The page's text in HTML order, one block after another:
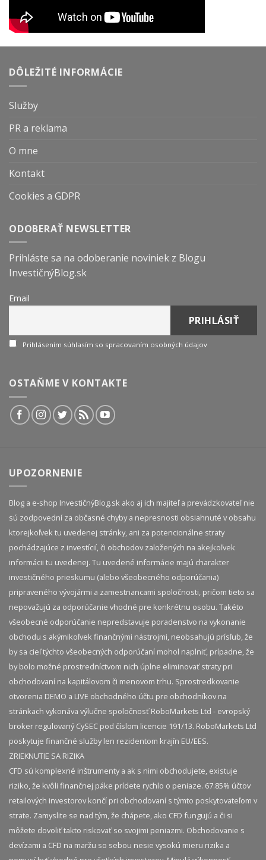
DÔLEŽITÉ INFORMÁCIE
Služby
PR a reklama
O mne
Kontakt
Cookies a GDPR
ODOBERAŤ NEWSLETTER
Prihláste sa na odoberanie noviniek z Blogu
InvestičnýBlog.sk
Email
Prihlásením súhlasím so spracovaním osobných údajov
OSTAŇME V KONTAKTE
UPOZORNENIE
Blog a e-shop InvestičnýBlog.sk ako aj ich majiteľ a prevádzkovateľ nie
sú zodpovední za občasné chyby a nepresnosti obsiahnuté v obsahu
ktorejkoľvek tu uvedenej stránky, ani za potencionálne straty
pochádzajúce z investícií, či obchodov založených na akejkoľvek
informácii tu uvedenej. Tu uvedené informácie majú charakter
investičného prieskumu (alebo všeobecného odporúčania)
pripraveného vývojármi a zamestnancami spoločnosti, pričom tieto sa
nepovažujú za odporúčanie vhodné pre konkrétnu osobu. Takéto
všeobecné odporúčanie nepredstavuje poradenstvo na vykonanie
obchodu s akýmikoľvek finančnými nástrojmi, neobsahujú prísľub, že
by sa cieľ týchto všeobecných odporúčaní mohol naplniť, prípadne, že
by bolo možné prostredníctvom nich úplne eliminovať straty pri
obchodovaní na kapitálovom či menovom trhu. Sprostredkovanie
otvorenia DEMO a LIVE obchodného účtu pre obchodníkov na
stránkach vykonáva výlučne spoločnosť RoboMarkets Ltd - evropský
broker regulovaný CySEC pod číslom licencie 191/13. RoboMarkets Ltd
poskytuje finančné služby len rezidentom krajín EU/EES.
ZRIEKNUTIE SA RIZIKA
CFD sú komplexné inštrumenty a ak s nimi obchodujete, existuje
riziko, že kvôli finančnej páke prídete rychlo o peniaze. 67.85% účtov
retailových investorov končí pri obchodovaní s týmto poskytovateľom v
strate. Zamyslite se nad tým, že chápete, ako CFD fungujú a či si
môžete dovoliť takto riskovať so svojimi peniazmi. Obchodovanie s
devízami a CFD na maržu so sebou nesie vysokú mieru rizika a